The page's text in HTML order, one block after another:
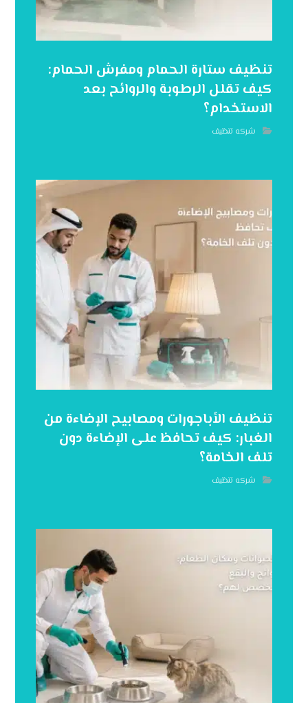
تنظيف ستارة الحمام ومفرش الحمام:
كيف تقلل الرطوبة والروائح بعد
الاستخدام؟
شركه تنظيف
تنظيف الأباجورات ومصابيح الإضاءة من
الغبار: كيف تحافظ على الإضاءة دون
تلف الخامة؟
شركه تنظيف